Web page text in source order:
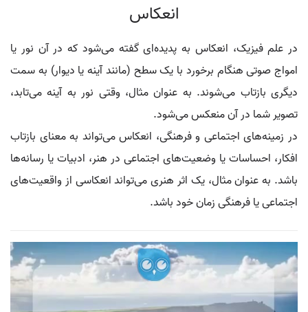
انعکاس
در علم فیزیک، انعکاس به پدیده‌ای گفته می‌شود که در آن نور یا
امواج صوتی هنگام برخورد با یک سطح (مانند آینه یا دیوار) به سمت
دیگری بازتاب می‌شوند. به عنوان مثال، وقتی نور به آینه می‌تابد،
تصویر شما در آن منعکس می‌شود.
در زمینه‌های اجتماعی و فرهنگی، انعکاس می‌تواند به معنای بازتاب
افکار، احساسات یا وضعیت‌های اجتماعی در هنر، ادبیات یا رسانه‌ها
باشد. به عنوان مثال، یک اثر هنری می‌تواند انعکاسی از واقعیت‌های
اجتماعی یا فرهنگی زمان خود باشد.